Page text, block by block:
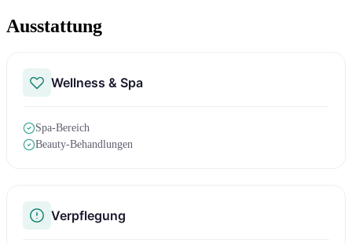
Ausstattung
Wellness & Spa
Spa-Bereich
Beauty-Behandlungen
Verpflegung